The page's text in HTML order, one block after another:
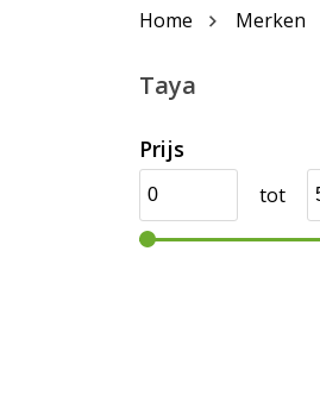
Home Merken
Taya
Prijs
tot